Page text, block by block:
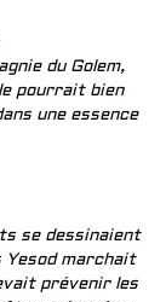
du Golem,
pourrait bien
une essence
se dessinaient
Yesod marchait
prévenir les